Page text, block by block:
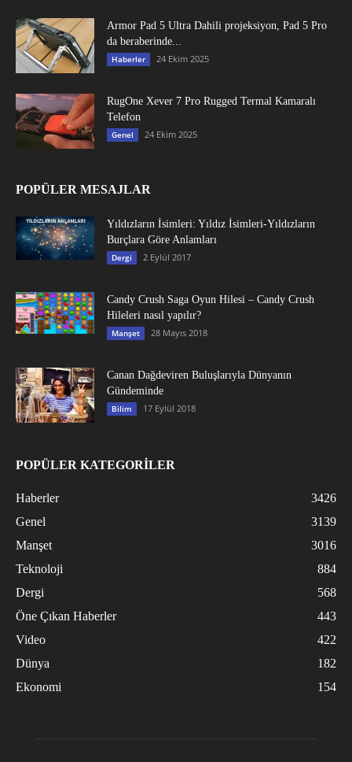
Armor Pad 5 Ultra Dahili projeksiyon, Pad 5 Pro
da beraberinde...
Haberler 24 Ekim 2025
RugOne Xever 7 Pro Rugged Termal Kamaralı
Telefon
Genel 24 Ekim 2025
POPÜLER MESAJLAR
Yıldızların İsimleri: Yıldız İsimleri-Yıldızların
Burçlara Göre Anlamları
Dergi 2 Eylül 2017
Candy Crush Saga Oyun Hilesi – Candy Crush
Hileleri nasıl yapılır?
Manşet 28 Mayıs 2018
Canan Dağdeviren Buluşlarıyla Dünyanın
Gündeminde
Bilim 17 Eylül 2018
POPÜLER KATEGORİLER
Haberler
3426
Genel
3139
Manşet
3016
Teknoloji
884
Dergi
568
Öne Çıkan Haberler
443
Video
422
Dünya
182
Ekonomi
154